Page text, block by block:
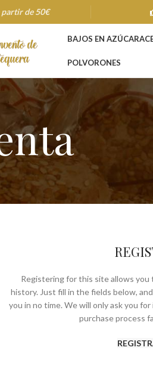
BAJOS EN AZÚCAR
POLVORONES
Registering for this site allows
history. Just fill in the fields below,
you in no time. We will only ask you
purchase process
partir de 50€